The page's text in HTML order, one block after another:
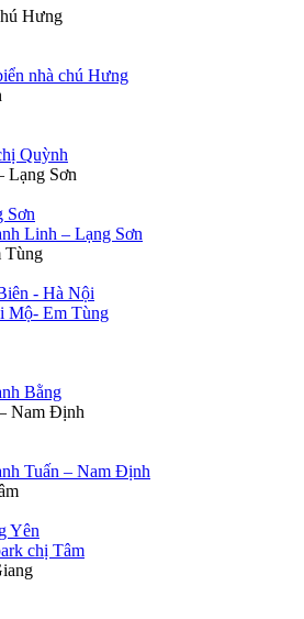
nhà chú Hưng
Quỳnh
Sơn
Linh – Lạng Sơn
- Hà Nội
Mộ- Em Tùng
Bằng
Tuấn – Nam Định
Yên
chị Tâm